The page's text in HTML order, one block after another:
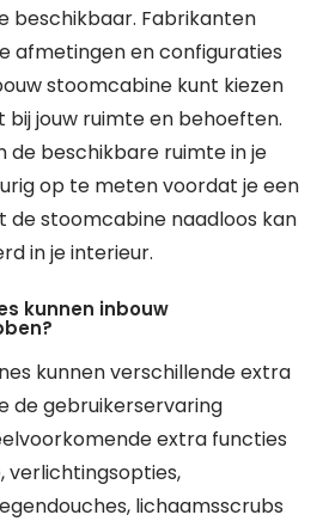
beschikbaar. Fabrikanten
afmetingen en configuraties
stoomcabine kunt kiezen
jouw ruimte en behoeften.
de beschikbare ruimte in je
op te meten voordat je een
de stoomcabine naadloos kan
in je interieur.
kunnen inbouw
kunnen verschillende extra
de gebruikerservaring
extra functies
verlichtingsopties,
lichaamsscrubs